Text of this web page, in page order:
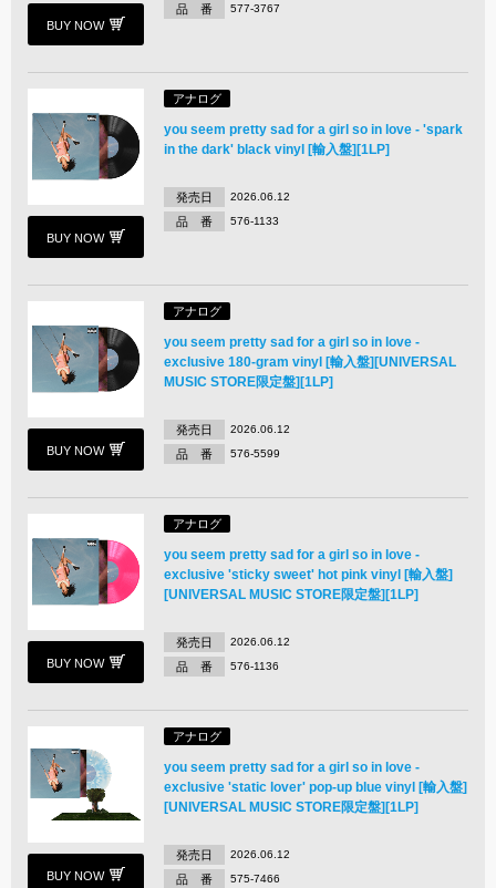
BUY NOW
品 番 577-3767
BUY NOW
アナログ
you seem pretty sad for a girl so in love - 'spark
in the dark' black vinyl [輸入盤][1LP]
発売日 2026.06.12
品 番 576-1133
BUY NOW
アナログ
you seem pretty sad for a girl so in love -
exclusive 180-gram vinyl [輸入盤][UNIVERSAL
MUSIC STORE限定盤][1LP]
発売日 2026.06.12
品 番 576-5599
BUY NOW
アナログ
you seem pretty sad for a girl so in love -
exclusive 'sticky sweet' hot pink vinyl [輸入盤]
[UNIVERSAL MUSIC STORE限定盤][1LP]
発売日 2026.06.12
品 番 576-1136
BUY NOW
アナログ
you seem pretty sad for a girl so in love -
exclusive 'static lover' pop-up blue vinyl [輸入盤]
[UNIVERSAL MUSIC STORE限定盤][1LP]
発売日 2026.06.12
品 番 575-7466